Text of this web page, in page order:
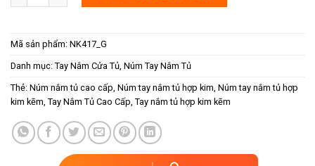
Mã sản phẩm: NK417_G
Danh mục: Tay Nắm Cửa Tủ Núm Tay Nắm Tủ
Thẻ: Núm nắm tủ cao cấp Núm tay nắm tủ hợp kim Núm tay nắm tủ hợp
kim kẽm Tay Nắm Tủ Cao Cấp Tay nắm tủ hợp kim kẽm